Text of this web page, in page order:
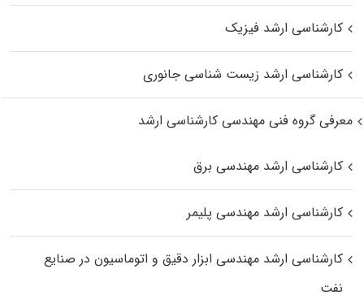
کارشناسی ارشد فیزیک
کارشناسی ارشد زیست‌ شناسی جانوری
معرفی گروه فنی مهندسی کارشناسی ارشد
کارشناسی ارشد مهندسی برق
کارشناسی ارشد مهندسی پلیمر
کارشناسی ارشد مهندسی ابزار دقیق و اتوماسیون در صنایع
نفت